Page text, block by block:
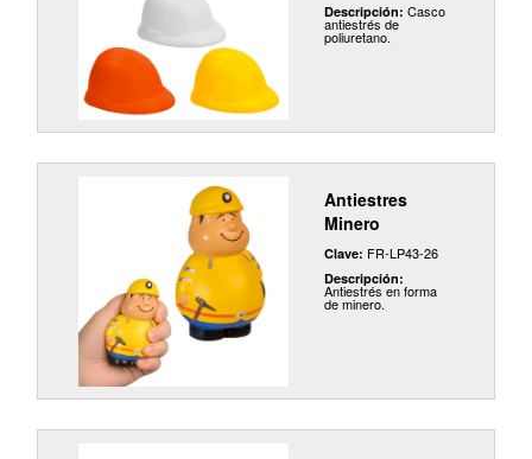
Descripción:Casco
antiestrés de
poliuretano.
Antiestres
Minero
Clave: FR-LP43-26
Descripción:
Antiestrés en forma
de minero.